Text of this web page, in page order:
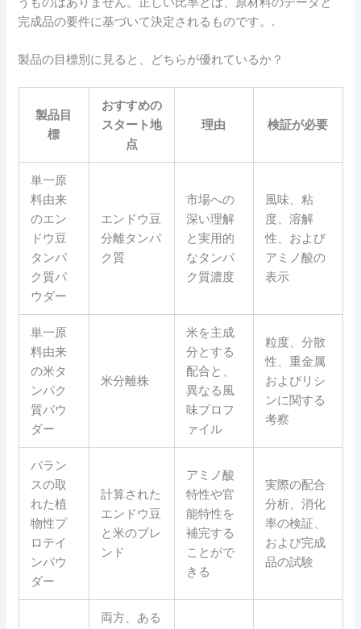
完成品の要件に基づいて決定されるものです。.
製品の目標別に見ると、どちらが優れているか？
製品目
標
おすすめの
スタート地
点
理由 検証が必要
単一原
料由来
のエン
ドウ豆
タンパ
ク質パ
ウダー
エンドウ豆
分離タンパ
ク質
市場への
深い理解
と実用的
なタンパ
ク質濃度
風味、粘
度、溶解
性、および
アミノ酸の
表示
単一原
料由来
の米タ
ンパク
質パウ
ダー
米分離株
米を主成
分とする
配合と、
異なる風
味プロフ
ァイル
粒度、分散
性、重金属
およびリシ
ンに関する
考察
バラン
スの取
れた植
物性プ
ロテイ
ンパウ
ダー
計算された
エンドウ豆
と米のブレ
ンド
アミノ酸
特性や官
能特性を
補完する
ことがで
きる
実際の配合
分析、消化
率の検証、
および完成
品の試験
両方、ある